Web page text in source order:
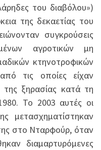
του διαβόλου»)
της δεκαετίας του
συγκρούσεις
αγροτικών μη
κτηνοτροφικών
τις οποίες είχαν
ξηρασίας κατά τη
Το 2003 αυτές οι
μετασχηματίστηκαν
στο Νταρφούρ, όταν
διαμαρτυρόμενες